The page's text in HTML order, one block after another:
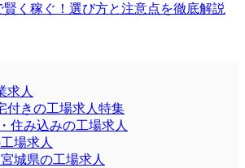
く稼ぐ！選び方と注意点を徹底解説
求人
付きの工場求人特集
住み込みの工場求人
場求人
城県の工場求人